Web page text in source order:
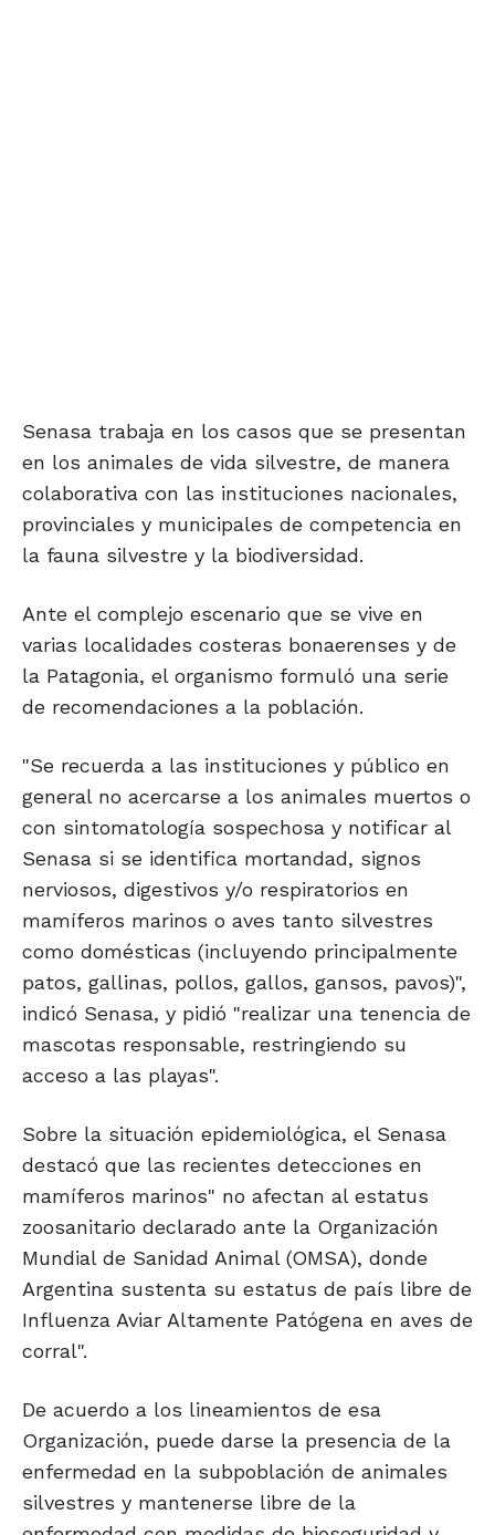
Senasa trabaja en los casos que se presentan
en los animales de vida silvestre, de manera
colaborativa con las instituciones nacionales,
provinciales y municipales de competencia en
la fauna silvestre y la biodiversidad.
Ante el complejo escenario que se vive en
varias localidades costeras bonaerenses y de
la Patagonia, el organismo formuló una serie
de recomendaciones a la población.
"Se recuerda a las instituciones y público en
general no acercarse a los animales muertos o
con sintomatología sospechosa y notificar al
Senasa si se identifica mortandad, signos
nerviosos, digestivos y/o respiratorios en
mamíferos marinos o aves tanto silvestres
como domésticas (incluyendo principalmente
patos, gallinas, pollos, gallos, gansos, pavos)",
indicó Senasa, y pidió "realizar una tenencia de
mascotas responsable, restringiendo su
acceso a las playas".
Sobre la situación epidemiológica, el Senasa
destacó que las recientes detecciones en
mamíferos marinos" no afectan al estatus
zoosanitario declarado ante la Organización
Mundial de Sanidad Animal (OMSA), donde
Argentina sustenta su estatus de país libre de
Influenza Aviar Altamente Patógena en aves de
corral".
De acuerdo a los lineamientos de esa
Organización, puede darse la presencia de la
enfermedad en la subpoblación de animales
silvestres y mantenerse libre de la